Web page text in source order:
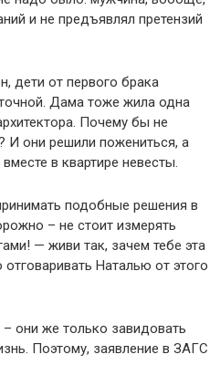
и не предъявлял претензий
дети от первого брака
Дама тоже жила одна
Почему бы не
И они решили пожениться, а
в квартире невесты.
подобные решения в
– не стоит измерять
— живи так, зачем тебе эта
Наталью от этого
они же только завидовать
Поэтому, заявление в ЗАГС